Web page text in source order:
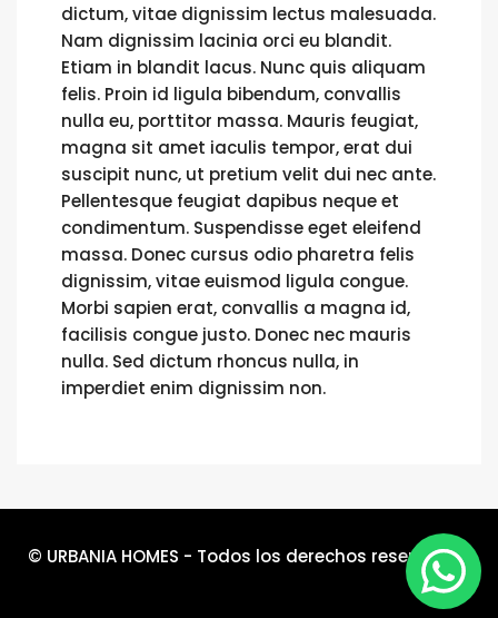
dictum, vitae dignissim lectus malesuada.
Nam dignissim lacinia orci eu blandit.
Etiam in blandit lacus. Nunc quis aliquam
felis. Proin id ligula bibendum, convallis
nulla eu, porttitor massa. Mauris feugiat,
magna sit amet iaculis tempor, erat dui
suscipit nunc, ut pretium velit dui nec ante.
Pellentesque feugiat dapibus neque et
condimentum. Suspendisse eget eleifend
massa. Donec cursus odio pharetra felis
dignissim, vitae euismod ligula congue.
Morbi sapien erat, convallis a magna id,
facilisis congue justo. Donec nec mauris
nulla. Sed dictum rhoncus nulla, in
imperdiet enim dignissim non.
© URBANIA HOMES - Todos los derechos reservados